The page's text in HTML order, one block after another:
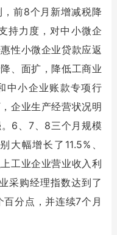
前8个月新增减税降
持力度，对中小微企
性小微企业贷款应返
、面扩，降低工商业
中小企业账款专项行
企业生产经营状况明
6、7、8三个月规模
大幅增长了11.5%、
工业企业营业收入利
采购经理指数达到了
分点，并连续7个月